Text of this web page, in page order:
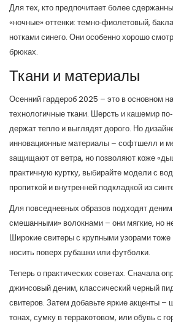
Для тех, кто предпочитает более
«ночные» оттенки: темно‑фиолетовый,
нотками синего. Они особенно хорошо
брюках.
Ткани и материалы
Осенний гардероб 2025 – это в основном
технологичные ткани. Шерсть и кашемир
держат тепло и выглядят дорого. Но
инновационные материалы – софтшелл и
защищают от ветра, но позволяют коже
практичную куртку, выбирайте модели с
пропиткой и внутренней подкладкой из
Для повседневных образов подходят деним
смешанными» волокнами – они мягкие, но
Широкие свитеры с крупными узорами
носить поверх рубашки или футболки.
Теперь о практических советах. Сначала
джинсовый деним, классический черный
свитеров. Затем добавьте яркие акценты
тонах, сумку в терракотовом, или обувь с